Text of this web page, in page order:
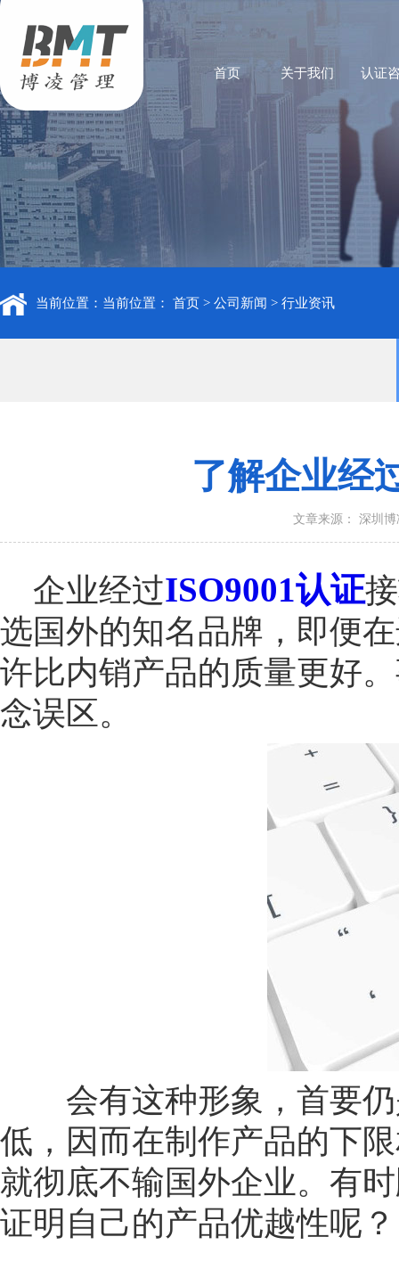
首页 关于我们 认证
当前位置：当前位置： 首页 > 公司新闻 > 行业资讯
了解企业经
文章来源： 深圳
企业经过ISO9001认证
选国外的知名品牌，即便
许比内销产品的质量更好
念误区。
会有这种形象，首要仍
低，因而在制作产品的下
就彻底不输国外企业。有
证明自己的产品优越性呢？